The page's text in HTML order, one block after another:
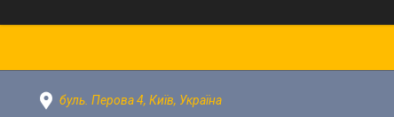
буль. Перова 4, Київ, Україна